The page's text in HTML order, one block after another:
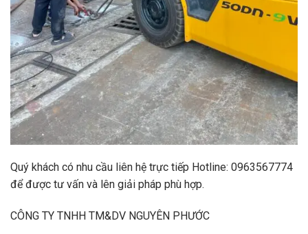
Quý khách có nhu cầu liên hệ trực tiếp Hotline: 0963567774
để được tư vấn và lên giải pháp phù hợp.
CÔNG TY TNHH TM&DV NGUYÊN PHƯỚC